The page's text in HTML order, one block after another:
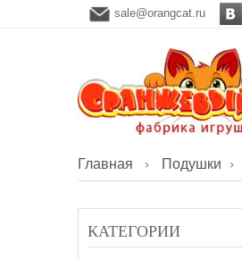
sale@orangcat.ru
Главная Подушки
КАТЕГОРИИ